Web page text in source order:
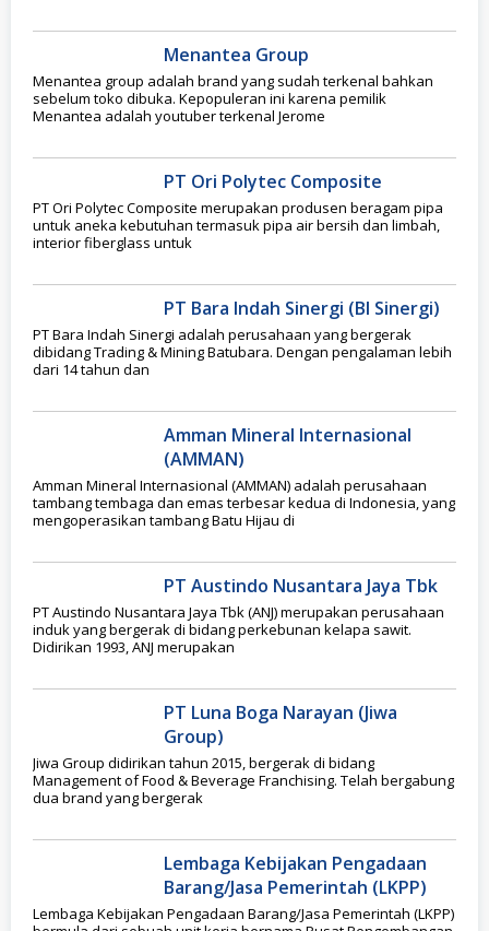
Menantea Group
Menantea group adalah brand yang sudah terkenal bahkan
sebelum toko dibuka. Kepopuleran ini karena pemilik
Menantea adalah youtuber terkenal Jerome
PT Ori Polytec Composite
PT Ori Polytec Composite merupakan produsen beragam pipa
untuk aneka kebutuhan termasuk pipa air bersih dan limbah,
interior fiberglass untuk
PT Bara Indah Sinergi (BI Sinergi)
PT Bara Indah Sinergi adalah perusahaan yang bergerak
dibidang Trading & Mining Batubara. Dengan pengalaman lebih
dari 14 tahun dan
Amman Mineral Internasional
(AMMAN)
Amman Mineral Internasional (AMMAN) adalah perusahaan
tambang tembaga dan emas terbesar kedua di Indonesia, yang
mengoperasikan tambang Batu Hijau di
PT Austindo Nusantara Jaya Tbk
PT Austindo Nusantara Jaya Tbk (ANJ) merupakan perusahaan
induk yang bergerak di bidang perkebunan kelapa sawit.
Didirikan 1993, ANJ merupakan
PT Luna Boga Narayan (Jiwa
Group)
Jiwa Group didirikan tahun 2015, bergerak di bidang
Management of Food & Beverage Franchising. Telah bergabung
dua brand yang bergerak
Lembaga Kebijakan Pengadaan
Barang/Jasa Pemerintah (LKPP)
Lembaga Kebijakan Pengadaan Barang/Jasa Pemerintah (LKPP)